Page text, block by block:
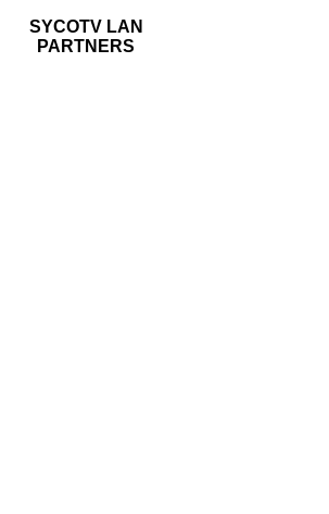
SYCOTV LAN
PARTNERS